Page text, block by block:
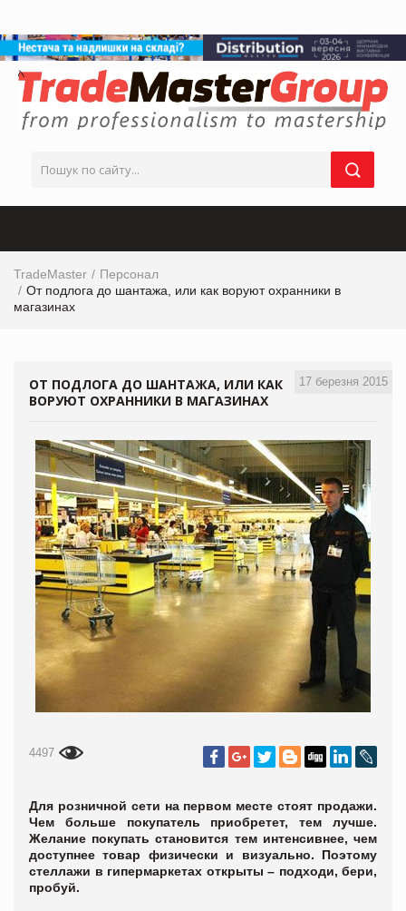
TradeMaster
Персонал
От подлога до шантажа, или как воруют охранники в
магазинах
17 березня 2015
ОТ ПОДЛОГА ДО ШАНТАЖА, ИЛИ КАК
ВОРУЮТ ОХРАННИКИ В МАГАЗИНАХ
4497
Для розничной сети на первом месте стоят продажи.
Чем больше покупатель приобретет, тем лучше.
Желание покупать становится тем интенсивнее, чем
доступнее товар физически и визуально. Поэтому
стеллажи в гипермаркетах открыты – подходи, бери,
пробуй.